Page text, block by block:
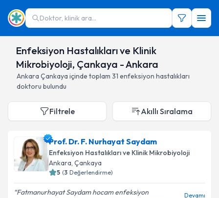
Doktor, klinik ara...
Enfeksiyon Hastalıkları ve Klinik
Mikrobiyoloji, Çankaya - Ankara
Ankara Çankaya içinde toplam 31 enfeksiyon hastalıkları
doktoru bulundu
Filtrele Akıllı Sıralama
Prof. Dr. F. Nurhayat Saydam
Enfeksiyon Hastalıkları ve Klinik Mikrobiyoloji
Ankara, Çankaya
5 (3 Değerlendirme)
Fatmanurhayat Saydam hocam enfeksiyon
Devamı